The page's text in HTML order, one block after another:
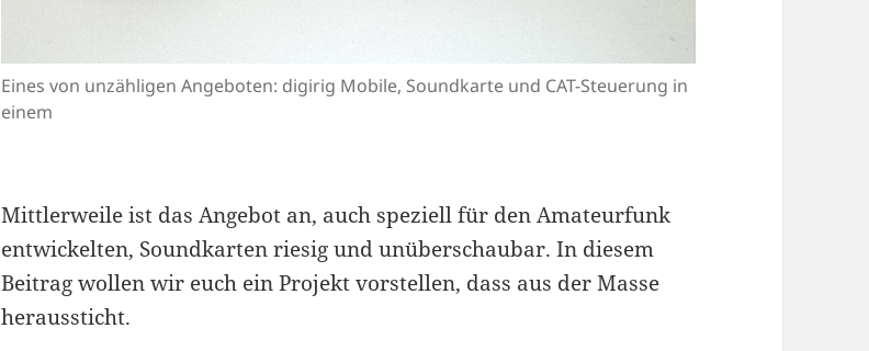
Eines von unzähligen Angeboten: digirig Mobile, Soundkarte und CAT-Steuerung in
einem
Mittlerweile ist das Angebot an, auch speziell für den Amateurfunk
entwickelten, Soundkarten riesig und unüberschaubar. In diesem
Beitrag wollen wir euch ein Projekt vorstellen, dass aus der Masse
heraussticht.